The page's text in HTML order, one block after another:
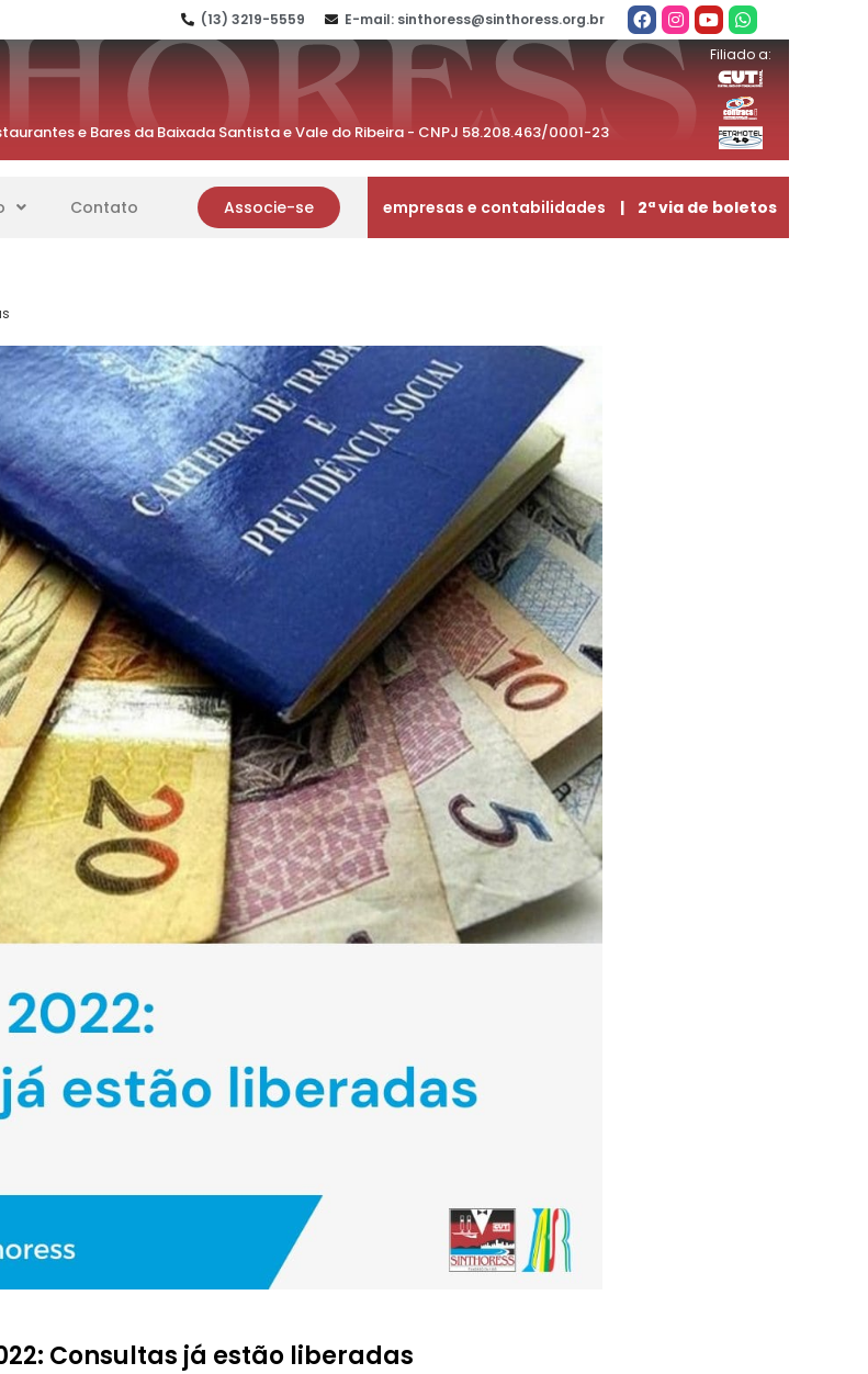
(13) 3219-5559 E-mail: sinthoress@sinthoress.org.br
e Bares da Baixada Santista e Vale do Ribeira - CNPJ 58.208.463/0001-23
Filiado a:
Contato Associe-se empresas e contabilidades | 2ª via de boletos
Consultas já estão liberadas